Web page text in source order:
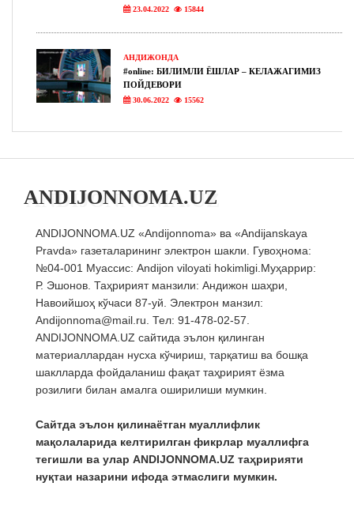
23.04.2022 15844
АНДИЖОНДА
#online: БИЛИМЛИ ЁШЛАР – КЕЛАЖАГИМИЗ
ПОЙДЕВОРИ
30.06.2022 15562
ANDIJONNOMA.UZ
ANDIJONNOMA.UZ «Andijonnoma» ва «Andijanskaya
Pravda» газеталарининг электрон шакли. Гувоҳнома:
№04-001 Муассис: Andijon viloyati hokimligi.Муҳаррир:
Р. Эшонов. Таҳририят манзили: Андижон шаҳри,
Навоийшоҳ кўчаси 87-уй. Электрон манзил:
Andijonnoma@mail.ru. Тел: 91-478-02-57.
ANDIJONNOMA.UZ сайтида эълон қилинган
материаллардан нусха кўчириш, тарқатиш ва бошқа
шаклларда фойдаланиш фақат таҳририят ёзма
розилиги билан амалга оширилиши мумкин.
Сайтда эълон қилинаётган муаллифлик
мақолаларида келтирилган фикрлар муаллифга
тегишли ва улар ANDIJONNOMA.UZ таҳририяти
нуқтаи назарини ифода этмаслиги мумкин.